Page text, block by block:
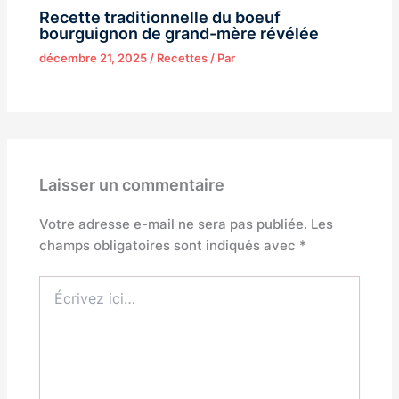
Recette traditionnelle du boeuf
bourguignon de grand-mère révélée
décembre 21, 2025/ Recettes / Par
Laisser un commentaire
Votre adresse e-mail ne sera pas publiée. Les
champs obligatoires sont indiqués avec *
ici…